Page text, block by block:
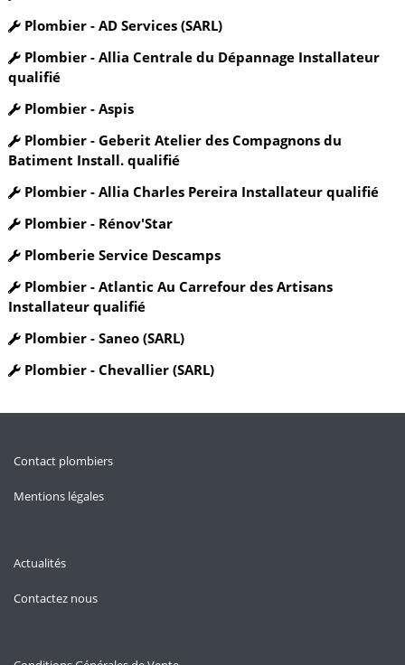
Plombier - AD Services (SARL)
Plombier - Allia Centrale du Dépannage Installateur
qualifié
Plombier - Aspis
Plombier - Geberit Atelier des Compagnons du
Batiment Install. qualifié
Plombier - Allia Charles Pereira Installateur qualifié
Plombier - Rénov'Star
Plomberie Service Descamps
Plombier - Atlantic Au Carrefour des Artisans
Installateur qualifié
Plombier - Saneo (SARL)
Plombier - Chevallier (SARL)
Contact plombiers
Mentions légales
Actualités
Contactez nous